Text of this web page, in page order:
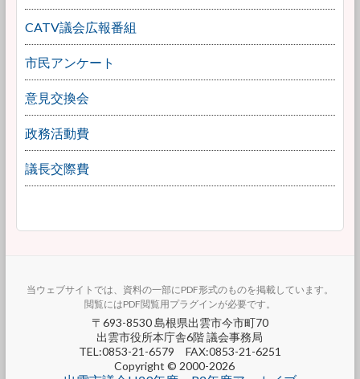
CATV議会広報番組
市民アンケート
意見交換会
政務活動費
議長交際費
当ウェブサイトでは、資料の一部にPDF形式のものを掲載しています。
閲覧にはPDF閲覧用プラグインが必要です。
〒693-8530 島根県出雲市今市町70
出雲市役所本庁舎6階 議会事務局
TEL:0853-21-6579 FAX:0853-21-6251
Copyright © 2000-2026